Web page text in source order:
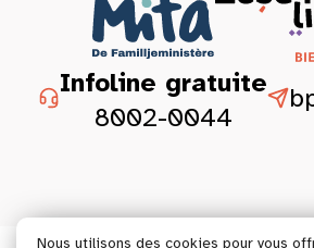
Infoline gratuite
8002-0044
Nous utilisons des cookies pour vous